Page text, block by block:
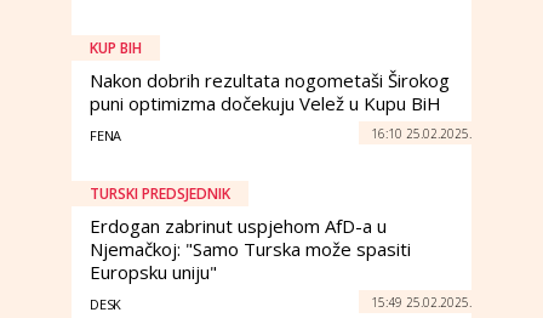
KUP BIH
Nakon dobrih rezultata nogometaši Širokog
puni optimizma dočekuju Velež u Kupu BiH
FENA 16:10 25.02.2025.
TURSKI PREDSJEDNIK
Erdogan zabrinut uspjehom AfD-a u
Njemačkoj: "Samo Turska može spasiti
Europsku uniju"
DESK 15:49 25.02.2025.